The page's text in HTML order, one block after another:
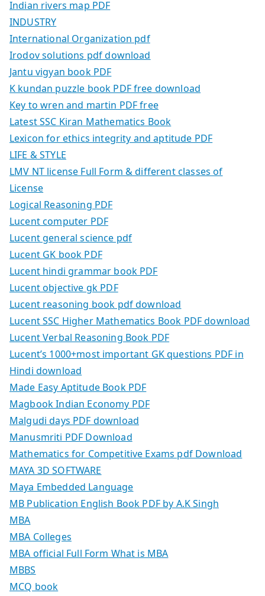
Indian rivers map PDF
INDUSTRY
International Organization pdf
Irodov solutions pdf download
Jantu vigyan book PDF
K kundan puzzle book PDF free download
Key to wren and martin PDF free
Latest SSC Kiran Mathematics Book
Lexicon for ethics integrity and aptitude PDF
LIFE & STYLE
LMV NT license Full Form & different classes of
License
Logical Reasoning PDF
Lucent computer PDF
Lucent general science pdf
Lucent GK book PDF
Lucent hindi grammar book PDF
Lucent objective gk PDF
Lucent reasoning book pdf download
Lucent SSC Higher Mathematics Book PDF download
Lucent Verbal Reasoning Book PDF
Lucent’s 1000+most important GK questions PDF in
Hindi download
Made Easy Aptitude Book PDF
Magbook Indian Economy PDF
Malgudi days PDF download
Manusmriti PDF Download
Mathematics for Competitive Exams pdf Download
MAYA 3D SOFTWARE
Maya Embedded Language
MB Publication English Book PDF by A.K Singh
MBA
MBA Colleges
MBA official Full Form What is MBA
MBBS
MCQ book